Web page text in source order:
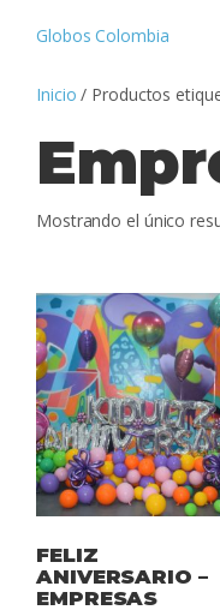
Globos Colombia
Inicio / Productos
Mostrando el único
FELIZ
ANIVERSARIO –
EMPRESAS